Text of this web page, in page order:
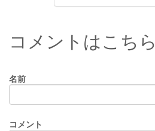
コメントはこちら
名前
コメント